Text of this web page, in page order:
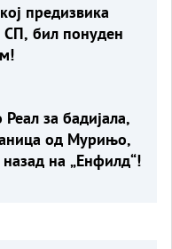
предизвика
СП, бил понуден
за бадијала,
од Мурињо,
назад на „Енфилд“!